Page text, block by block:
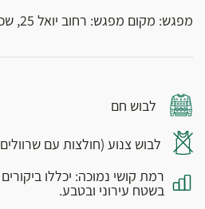
מפגש: מקום מפגש: רחוב יואל 25, שכונת הבוכרים
לבוש חם
לבוש צנוע (חולצות עם
רמת קושי נמוכה: יכללו
בשטח עירוני ובטבע.